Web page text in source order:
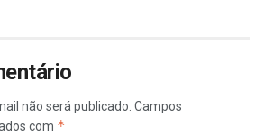
não será publicado. Campos
com *